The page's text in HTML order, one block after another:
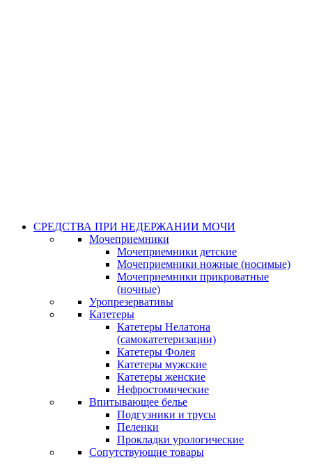
СРЕДСТВА ПРИ НЕДЕРЖАНИИ МОЧИ
Мочеприемники
Мочеприемники детские
Мочеприемники ножные (носимые)
Мочеприемники прикроватные
(ночные)
Уропрезервативы
Катетеры
Катетеры Нелатона
(самокатетеризации)
Катетеры Фолея
Катетеры мужские
Катетеры женские
Нефростомические
Впитывающее белье
Подгузники и трусы
Пеленки
Прокладки урологические
Сопутствующие товары